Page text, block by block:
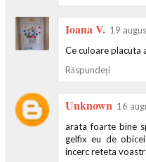
Ioana V. 19
Ce culoare placuta
Răspundeți
Unknown 16
arata foarte bine
gelfix eu de
incerc reteta